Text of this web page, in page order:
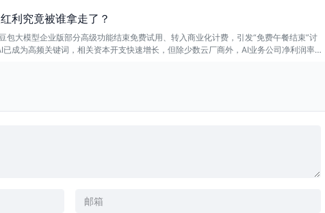
利究竟被谁拿走了？
大模型企业版部分高级功能结束免费试用、转入商业化计费，引发“免费午餐结束”讨
成为高频关键词，相关资本开支快速增长，但除少数云厂商外，AI业务公司净利润率普